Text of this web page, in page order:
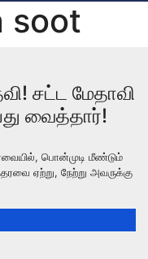
soot
சட்ட மேதாவி
வைத்தார்!
பொன்முடி மீண்டும்
ஏற்று, நேற்று அவருக்கு